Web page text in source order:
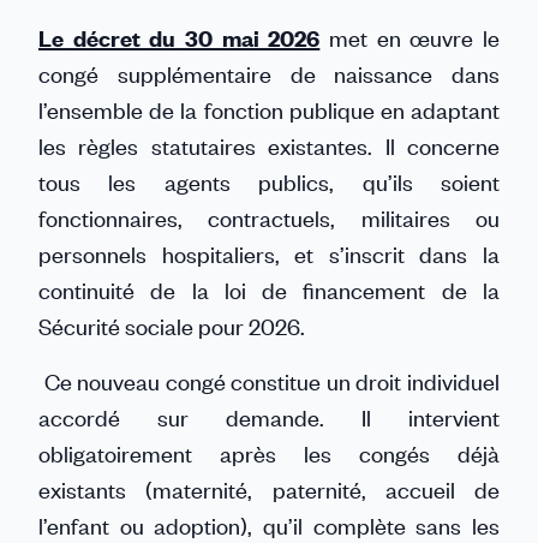
Linkedin
Facebook
Threads
Bluesky
email
Le décret du 30 mai 2026 met en œuvre le
congé supplémentaire de naissance dans
l’ensemble de la fonction publique en adaptant
les règles statutaires existantes. Il concerne
tous les agents publics, qu’ils soient
fonctionnaires, contractuels, militaires ou
personnels hospitaliers, et s’inscrit dans la
continuité de la loi de financement de la
Sécurité sociale pour 2026.
Ce nouveau congé constitue un droit individuel
accordé sur demande. Il intervient
obligatoirement après les congés déjà
existants (maternité, paternité, accueil de
l’enfant ou adoption), qu’il complète sans les